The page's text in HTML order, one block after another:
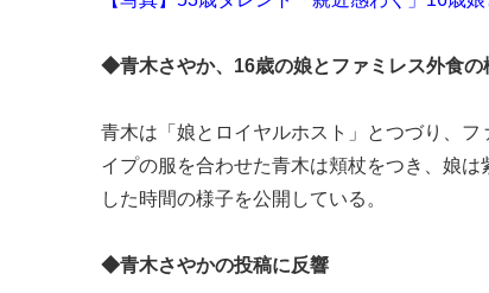
◆青木さやか、16歳の娘とファミレス外食の
青木は「娘とロイヤルホスト」とつづり、
イプの服を合わせた青木は頬杖をつき、娘
した時間の様子を公開している。
◆青木さやかの投稿に反響